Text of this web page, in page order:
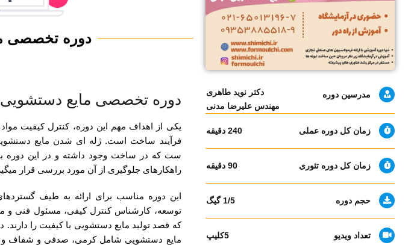
مدرسین دوره
دکتر نوید طاهری
مهندس علیرضا مدنی
زمان کل دوره عملی 240 دقیقه
زمان کل دوره تئوری 90 دقیقه
حجم دوره 1/5 گیگ
تعداد ویدیو 5کلیپ
دوره تخصصی
دوره تخصصی مایع دستشویی
یکی از اهداف مهم این دوره، کنترل کیفیت
فرآیند ساخت است. ژله ای شدن مایع
ست که در ساخت وجود داشته و در این دوره
راهکارهای جلوگیری از آن مورد بررسی قرار
این دوره­ مناسب برای ارائه به طیف
توسعه، کارشناس کنترل کیفی، مسئول فنی و
که قصد تولید مایع دستشویی با کیفیت را
مایع دستشویی شامل کرمی، صدفی و شفاف و